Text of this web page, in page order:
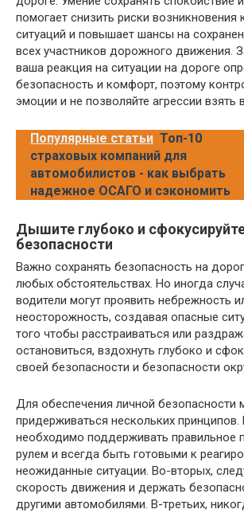
помогает снизить риски возникновения
ситуаций и повышает шансы на
всех участников дорожного движения.
ваша реакция на ситуации на дороге
безопасность и комфорт, поэтому
эмоции и не позволяйте агрессии взять
Популярные статьи Топ-10
страховых компаний для
автомобилистов - как выбрать
надежное ОСАГО и сэкономить
Дышите глубоко и
безопасности
Важно сохранять безопасность на
любых обстоятельствах. Но иногда
водители могут проявить небрежность
неосторожность, создавая опасные
того чтобы расстраиваться или
остановиться, вздохнуть глубоко и
своей безопасности и безопасности
Для обеспечения личной безопасности
придерживаться нескольких принципов.
необходимо поддерживать правильное
рулем и всегда быть готовыми к
неожиданные ситуации. Во-вторых,
скорость движения и держать
другими автомобилями. В-третьих,